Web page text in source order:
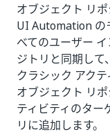
オブジェクト リ
UI Automation の
べてのユーザー
ジトリと同期して
クラシック アク
オブジェクト リ
ティビティのター
リに追加します。